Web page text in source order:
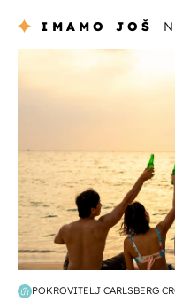
IMAMO JOŠ
POKROVITELJ CARLSBERG